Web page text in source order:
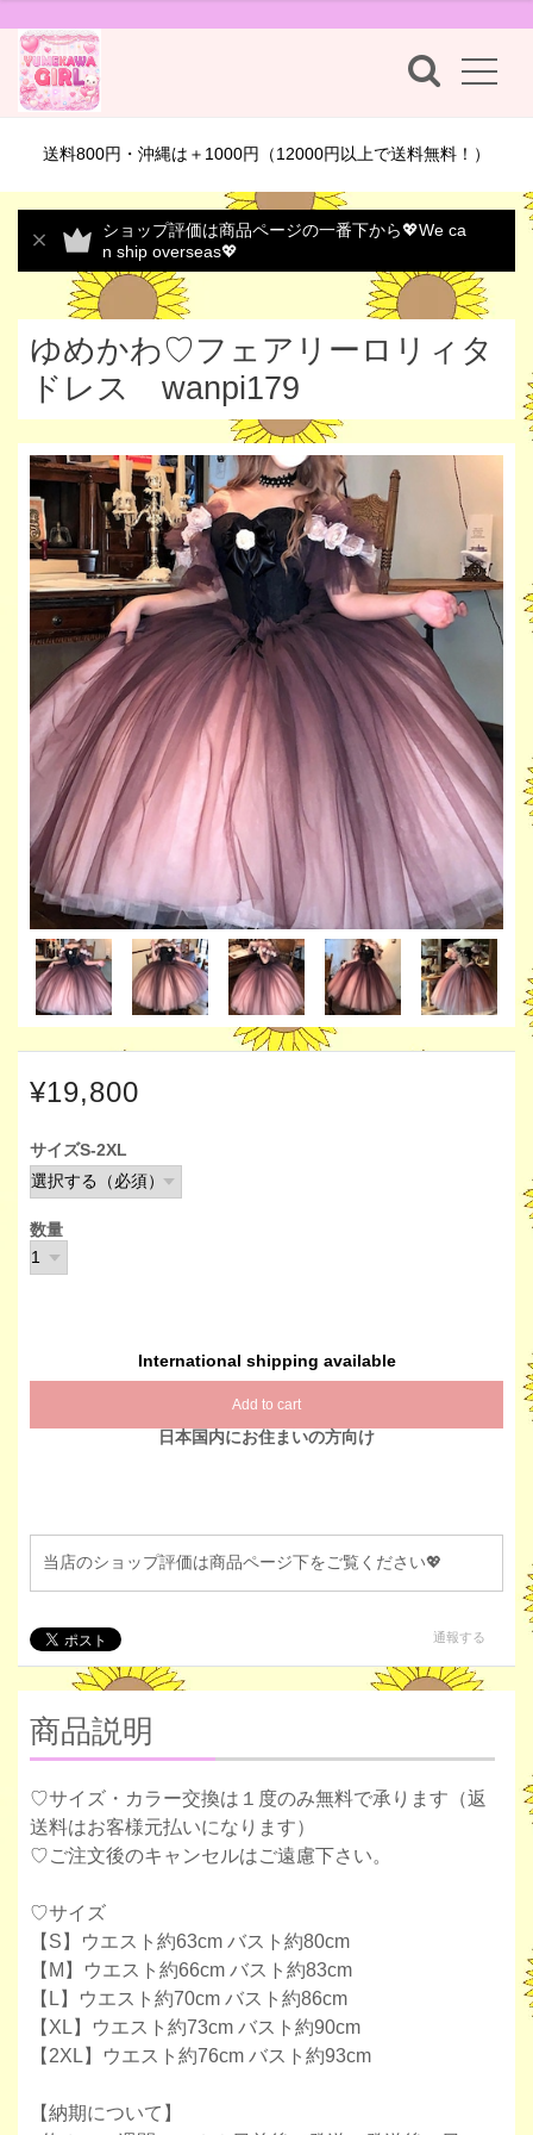
送料800円・沖縄は＋1000円（12000円以上で送料無料！）
ショップ評価は商品ページの一番下から💖We ca
n ship overseas💖
ゆめかわ♡フェアリーロリィタ
ドレス wanpi179
¥19,800
サイズS-2XL
数量
International shipping available
Add to cart
日本国内にお住まいの方向け
当店のショップ評価は商品ページ下をご覧ください💖
通報する
商品説明
♡サイズ・カラー交換は１度のみ無料で承ります（返
送料はお客様元払いになります）
♡ご注文後のキャンセルはご遠慮下さい。
♡サイズ
【S】ウエスト約63cm バスト約80cm
【M】ウエスト約66cm バスト約83cm
【L】ウエスト約70cm バスト約86cm
【XL】ウエスト約73cm バスト約90cm
【2XL】ウエスト約76cm バスト約93cm
【納期について】